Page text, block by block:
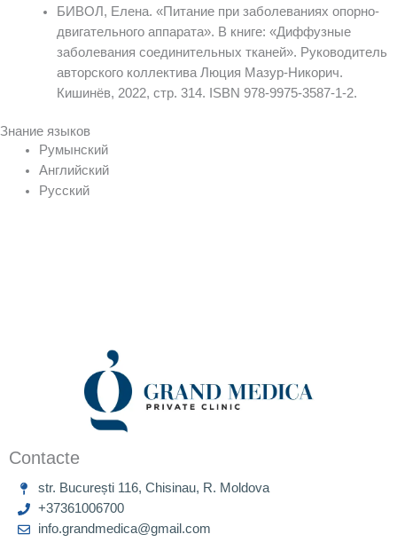
БИВОЛ, Елена. «Питание при заболеваниях опорно-
двигательного аппарата». В книге: «Диффузные
заболевания соединительных тканей». Руководитель
авторского коллектива Люция Мазур-Никорич.
Кишинёв, 2022, стр. 314. ISBN 978-9975-3587-1-2.
Знание языков
Румынский
Английский
Русский
Contacte
str. București 116, Chisinau, R. Moldova
+37361006700
info.grandmedica@gmail.com